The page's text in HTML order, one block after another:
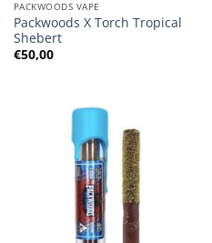
PACKWOODS VAPE
Packwoods X Torch Tropical
Shebert
€50,00